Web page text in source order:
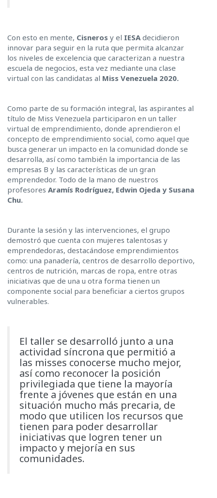
Con esto en mente, Cisneros y el IESAdecidieron
innovar para seguir en la ruta que permita alcanzar
los niveles de excelencia que caracterizan a nuestra
escuela de negocios, esta vez mediante una clase
virtual con las candidatas al Miss Venezuela 2020.
Como parte de su formación integral, las aspirantes al
título de Miss Venezuela participaron en un taller
virtual de emprendimiento, donde aprendieron el
concepto de emprendimiento social, como aquel que
busca generar un impacto en la comunidad donde se
desarrolla, así como también la importancia de las
empresas B y las características de un gran
emprendedor. Todo de la mano de nuestros
profesores Aramís Rodríguez, Edwin Ojeda y Susana
Chu.
Durante la sesión y las intervenciones, el grupo
demostró que cuenta con mujeres talentosas y
emprendedoras, destacándose emprendimientos
como: una panadería, centros de desarrollo deportivo,
centros de nutrición, marcas de ropa, entre otras
iniciativas que de una u otra forma tienen un
componente social para beneficiar a ciertos grupos
vulnerables.
El taller se desarrolló junto a una
actividad síncrona que permitió a
las misses conocerse mucho mejor,
así como reconocer la posición
privilegiada que tiene la mayoría
frente a jóvenes que están en una
situación mucho más precaria, de
modo que utilicen los recursos que
tienen para poder desarrollar
iniciativas que logren tener un
impacto y mejoría en sus
comunidades.